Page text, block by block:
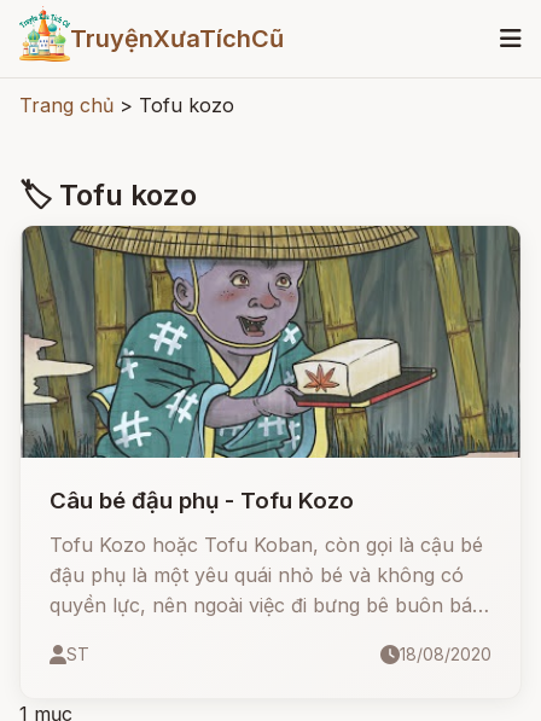
TruyệnXưaTíchCũ
Trang chủ > Tofu kozo
🏷 Tofu kozo
Câu bé đậu phụ - Tofu Kozo
Tofu Kozo hoặc Tofu Koban, còn gọi là cậu bé
đậu phụ là một yêu quái nhỏ bé và không có
quyền lực, nên ngoài việc đi bưng bê buôn bán
quái mạnh hơn.
ST 18/08/2020
1 mục